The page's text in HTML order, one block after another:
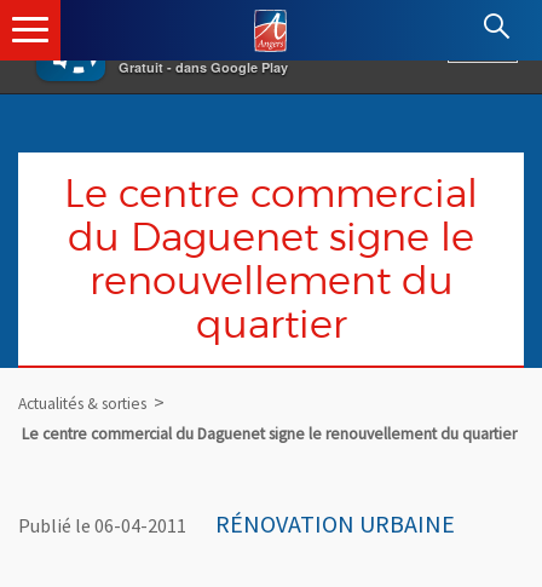
×
Gratuit - dans Google Play
Angers.fr : Retour à l'accueil
Le centre commercial
du Daguenet signe le
renouvellement du
quartier
Actualités & sorties
Le centre commercial du Daguenet signe le renouvellement du quartier
Publié le 06-04-2011 RÉNOVATION URBAINE